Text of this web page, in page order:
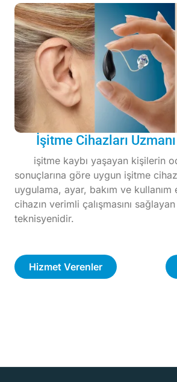
İşitme Cihazları
işitme kaybı yaşayan kişilerin
sonuçlarına göre uygun işitme
uygulama, ayar, bakım ve
cihazın verimli çalışmasını
teknisyenidir.
Hizmet Verenler